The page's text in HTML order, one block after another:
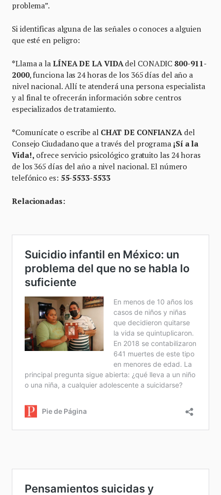
problema”.
Si identificas alguna de las señales o conoces a alguien
que esté en peligro:
*Llama a la LÍNEA DE LA VIDAdel CONADIC 800-911-
2000, funciona las 24 horas de los 365 días del año a
nivel nacional. Allí te atenderá una persona especialista
y al final te ofrecerán información sobre centros
especializados de tratamiento.
*Comunícate o escribe al CHAT DE CONFIANZAdel
Consejo Ciudadano que a través del programa ¡Sí a la
Vida!, ofrece servicio psicológico gratuito las 24 horas
de los 365 días del año a nivel nacional. El número
telefónico es: 55-5533-5533
Relacionadas: